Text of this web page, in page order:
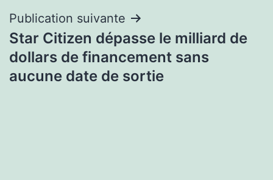
Publication suivante
Star Citizen dépasse le milliard de
dollars de financement sans
aucune date de sortie